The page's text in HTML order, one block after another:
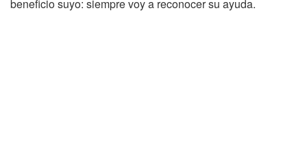
beneficio suyo: siempre voy a reconocer su ayuda.